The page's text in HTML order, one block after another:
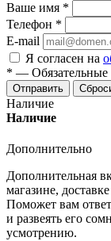
Ваше имя *
Телефон *
E-mail
Я согласен на
* — Обязательные
Отправить
Наличие
Наличие
Дополнительно
Дополнительная
магазине,
Поможет вам
и развеять его
усмотрению.